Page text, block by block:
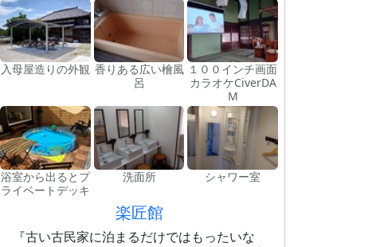
入母屋造りの外観 香りある広い檜風
呂
１００インチ画面
カラオケCiverDA
M
浴室から出るとプ
ライベートデッキ
洗面所 シャワー室
楽匠館
『古い古民家に泊まるだけではもったいな